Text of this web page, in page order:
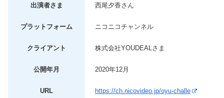
出演者さま 西尾夕香さん
プラットフォーム ニコニコチャンネル
クライアント 株式会社YOUDEALさま
公開年月 2020年12月
URL https://ch.nicovideo.jp/oyu-challe